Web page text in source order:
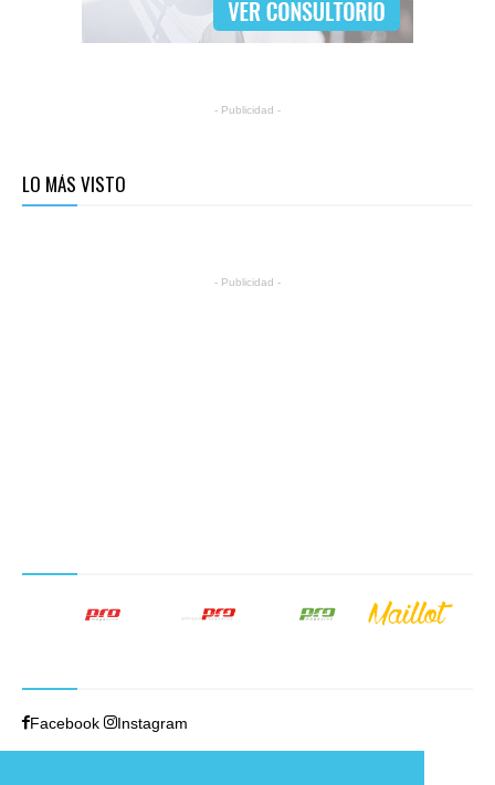
- Publicidad -
LO MÁS VISTO
- Publicidad -
Facebook Instagram